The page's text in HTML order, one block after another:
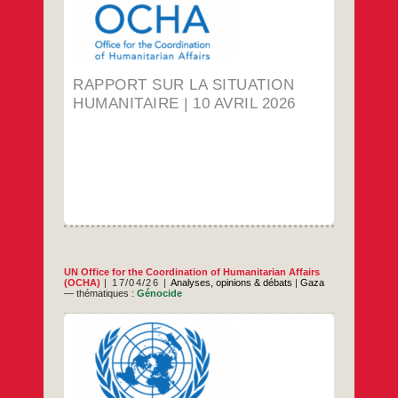
RAPPORT SUR LA SITUATION
HUMANITAIRE | 10 AVRIL 2026
avril
2026
UN Office for the Coordination of Humanitarian Affairs
(OCHA)
17/04/26 Analyses, opinions & débats |Gaza
— thématiques :Génocide
Le rapport complet en anglais ICI. Faits
saillants Les travailleurs humanitaires
continuent de fournir des
approvisionnements et des services dans la
bande de Gaza et en Cisjordanie, mais les